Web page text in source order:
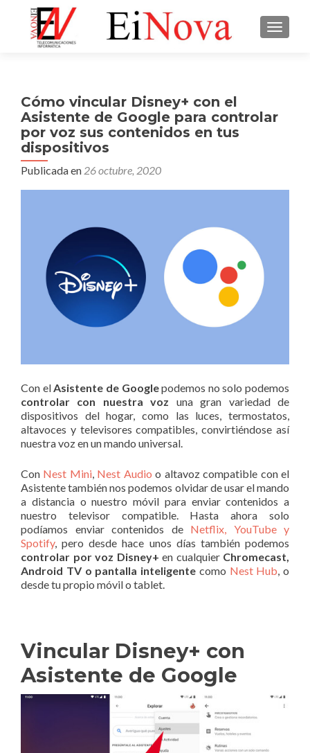
Cómo vincular Disney+ con el
Asistente de Google para controlar
por voz sus contenidos en tus
dispositivos
Publicada en 26 octubre, 2020
Con elAsistente de Googlepodemos no solo podemos
controlar con nuestra voz una gran variedad de
dispositivos del hogar, como las luces, termostatos,
altavoces y televisores compatibles, convirtiéndose así
nuestra voz en un mando universal.
Con Nest Mini, Nest Audio o altavoz compatible con el
Asistente también nos podemos olvidar de usar el mando
a distancia o nuestro móvil para enviar contenidos a
nuestro televisor compatible. Hasta ahora solo
podíamos enviar contenidos de Netflix, YouTube y
Spotify, pero desde hace unos días también podemos
controlar por voz Disney+ en cualquier Chromecast,
Android TV o pantalla inteligente como Nest Hub, o
desde tu propio móvil o tablet.
Vincular Disney+ con
Asistente de Google